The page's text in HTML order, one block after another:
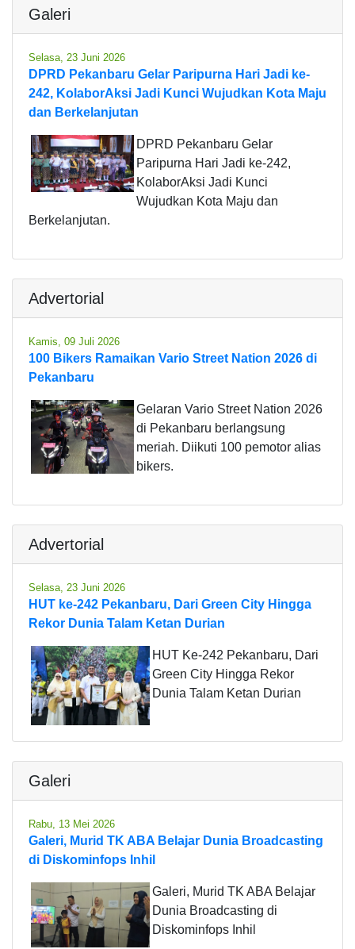
Galeri
Selasa, 23 Juni 2026
DPRD Pekanbaru Gelar Paripurna Hari Jadi ke-
242, KolaborAksi Jadi Kunci Wujudkan Kota Maju
dan Berkelanjutan
DPRD Pekanbaru Gelar
Paripurna Hari Jadi ke-242,
KolaborAksi Jadi Kunci
Wujudkan Kota Maju dan
Berkelanjutan.
Advertorial
Kamis, 09 Juli 2026
100 Bikers Ramaikan Vario Street Nation 2026 di
Pekanbaru
Gelaran Vario Street Nation 2026
di Pekanbaru berlangsung
meriah. Diikuti 100 pemotor alias
bikers.
Advertorial
Selasa, 23 Juni 2026
HUT ke-242 Pekanbaru, Dari Green City Hingga
Rekor Dunia Talam Ketan Durian
HUT Ke-242 Pekanbaru, Dari
Green City Hingga Rekor
Dunia Talam Ketan Durian
Galeri
Rabu, 13 Mei 2026
Galeri, Murid TK ABA Belajar Dunia Broadcasting
di Diskominfops Inhil
Galeri, Murid TK ABA Belajar
Dunia Broadcasting di
Diskominfops Inhil